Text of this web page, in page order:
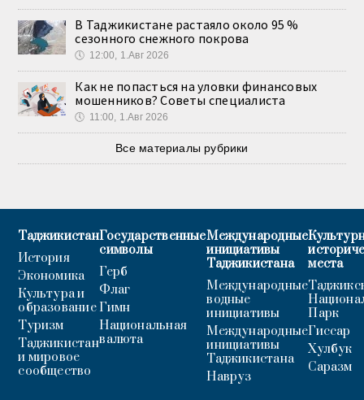
В Таджикистане растаяло около 95 %
сезонного снежного покрова
🕔 12:00, 1.Авг 2026
Как не попасться на уловки финансовых
мошенников? Советы специалиста
🕔 11:00, 1.Авг 2026
Все материалы рубрики
Таджикистан
История
Экономика
Культура и
образование
Туризм
Таджикистан
и мировое
сообщество
Государственные
символы
Герб
Флаг
Гимн
Национальная
валюта
Международные
инициативы
Таджикистана
Международные
водные
инициативы
Международные
инициативы
Таджикистана
Навруз
места
Парк
Гиссар
Хулбук
Саразм